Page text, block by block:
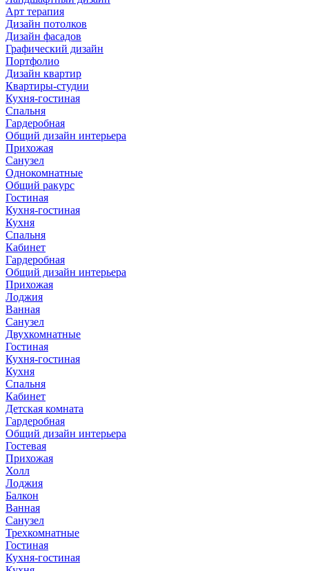
Арт терапия
Дизайн потолков
Дизайн фасадов
Графический дизайн
Портфолио
Дизайн квартир
Квартиры-студии
Кухня-гостиная
Спальня
Гардеробная
Общий дизайн интерьера
Прихожая
Санузел
Однокомнатные
Общий ракурс
Гостиная
Кухня-гостиная
Кухня
Спальня
Кабинет
Гардеробная
Общий дизайн интерьера
Прихожая
Лоджия
Ванная
Санузел
Двухкомнатные
Гостиная
Кухня-гостиная
Кухня
Спальня
Кабинет
Детская комната
Гардеробная
Общий дизайн интерьера
Гостевая
Прихожая
Холл
Лоджия
Балкон
Ванная
Санузел
Трехкомнатные
Гостиная
Кухня-гостиная